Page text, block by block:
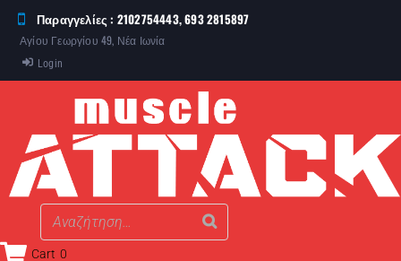
Παραγγελίες : 2102754443, 693 2815897
Αγίου Γεωργίου 49, Νέα Ιωνία
Login
Cart 0